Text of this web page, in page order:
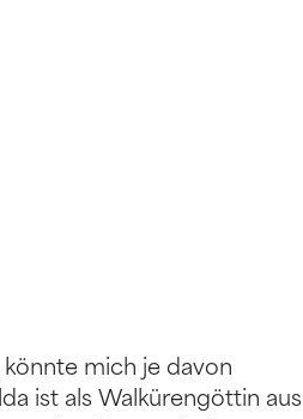
könnte mich je davon
ist als Walkürengöttin aus